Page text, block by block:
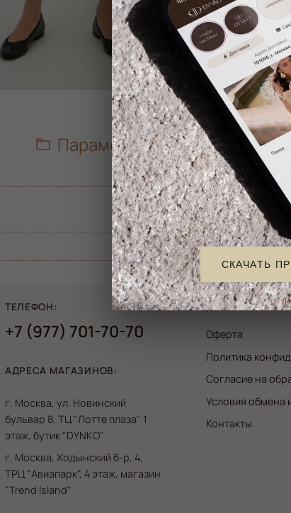
Параметры изделия
Легинсы
65% вискоза, 15% хлопок,
15% нейлон, 5% спандекс
S
ТЕЛЕФОН:
+7 (977) 701-70-70
АДРЕСА МАГАЗИНОВ:
г. Москва, ул. Новинский
бульвар 8, ТЦ "Лотте плаза" 1
этаж, бутик "DYNKO"
г. Москва, Ходынский б-р, 4,
ТРЦ "Авиапарк", 4 этаж, магазин
"Trend Island"
ДОКУМЕНТЫ И
Оферта
Политика
Согласие на
Условия обмена
Контакты
СКАЧАТЬ